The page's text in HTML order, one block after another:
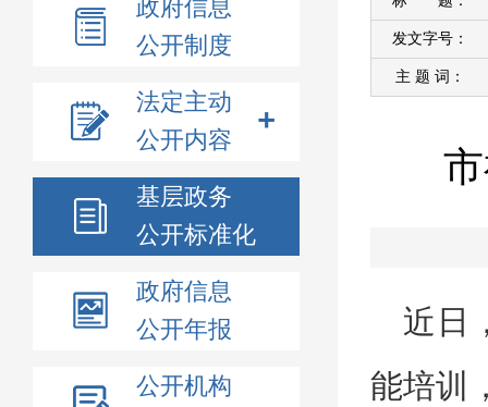
政府信息
公开制度
法定主动
公开内容
基层政务
公开标准化
政府信息
公开年报
公开机构
发文字号：
主 题 词：
近日
能培训